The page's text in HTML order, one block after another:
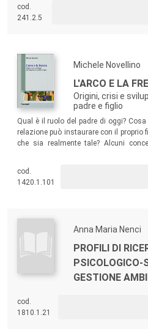
cod.
241.2.5
Michele Novellino
L'ARCO E LA
Origini, crisi e
padre e figlio
Qual è il ruolo del padre di oggi?
relazione può instaurare con il proprio
che sia realmente tale? Alcuni
significa “fare” il buon padre, un
settore, dallo psicologo
sociale o al medico.
cod.
1420.1.101
Anna Maria Nenci
PROFILI DI
PSICOLOGICO-
GESTIONE
cod.
1810.1.21